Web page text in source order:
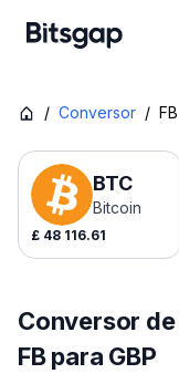
/ Conversor / FB
BTC
Bitcoin
£ 48 116.61
Conversor de
FB para GBP